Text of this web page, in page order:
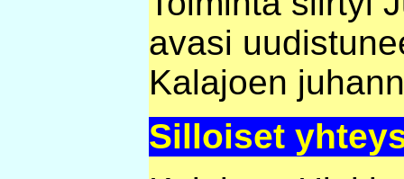
avasi
Kalajoen
Silloiset